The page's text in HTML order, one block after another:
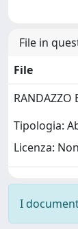
File in
File
RANDAZZO
Tipologia:
Licenza:
I